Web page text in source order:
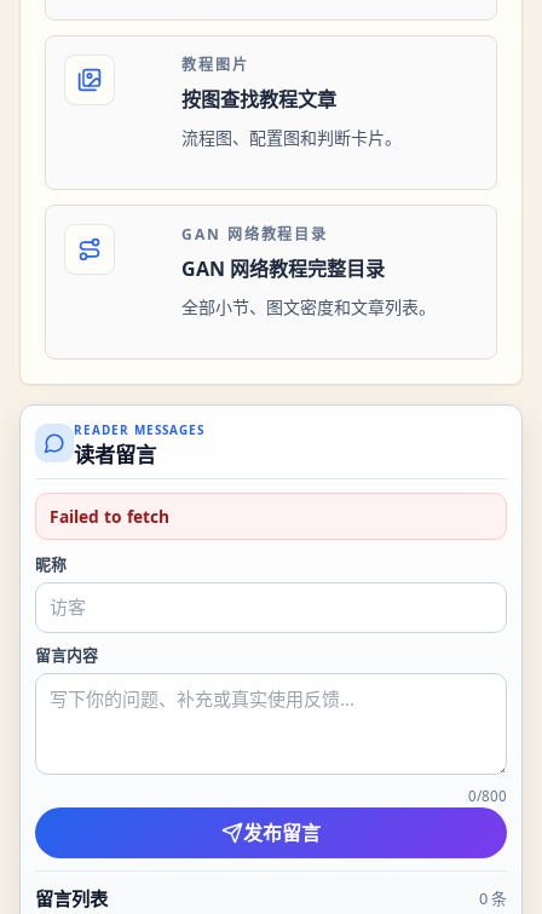
教程图片
按图查找教程文章
流程图、配置图和判断卡片。
GAN 网络教程目录
GAN 网络教程完整目录
全部小节、图文密度和文章列表。
READER MESSAGES
读者留言
Failed to fetch
昵称
留言内容
0/800
发布留言
留言列表 0条